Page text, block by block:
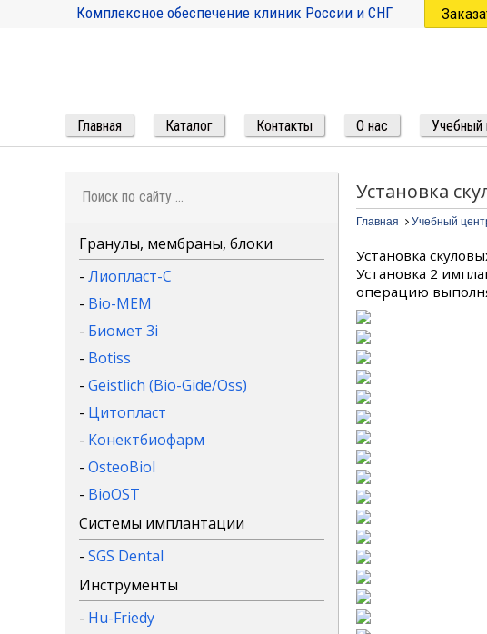
Комплексное обеспечение клиник России и СНГ
Главная Каталог Контакты О нас Учебный
Установка
Главная Учебный
Установка
Установка 2
операцию
Гранулы, мембраны, блоки
- Лиопласт-С
- Bio-MEM
- Биомет 3i
- Botiss
- Geistlich (Bio-Gide/Oss)
- Цитопласт
- Конектбиофарм
- OsteoBiol
- BioOST
Системы имплантации
- SGS Dental
Инструменты
- Hu-Friedy